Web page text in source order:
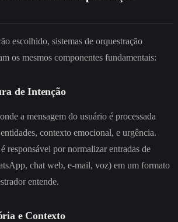
escolhido, sistemas de orquestração
os mesmos componentes fundamentais:
de Intenção
a mensagem do usuário é processada
contexto emocional, e urgência.
responsável por normalizar entradas de
chat web, e-mail, voz) em um formato
entende.
e Contexto